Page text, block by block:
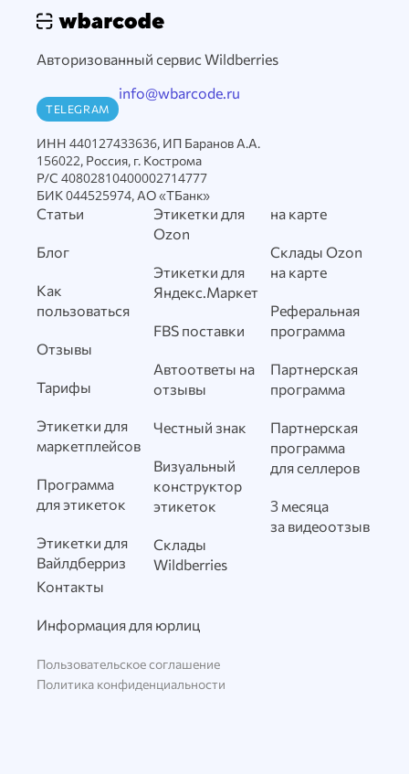
Авторизованный сервис Wildberries
TELEGRAM
info@wbarcode.ru
ИНН 440127433636, ИП Баранов А.А.
156022, Россия, г. Кострома
Р/С 40802810400002714777
БИК 044525974, АО «ТБанк»
Статьи
Блог
Как
пользоваться
Отзывы
Тарифы
Этикетки для
маркетплейсов
Программа
для этикеток
Этикетки для
Вайлдберриз
Этикетки для
Ozon
Этикетки для
Яндекс.Маркет
FBS поставки
Автоответы на
отзывы
Честный знак
Визуальный
конструктор
этикеток
Склады
Wildberries
на карте
Склады Ozon
на карте
Реферальная
программа
Партнерская
программа
Партнерская
программа
для селлеров
3 месяца
за видеоотзыв
Контакты
Информация для юрлиц
Пользовательское соглашение
Политика конфиденциальности